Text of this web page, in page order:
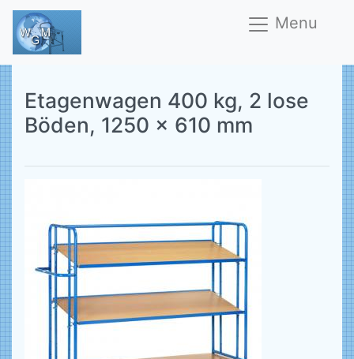
Menu
Etagenwagen 400 kg, 2 lose
Böden, 1250 x 610 mm